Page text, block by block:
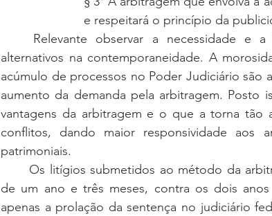
e respeitará o princípio da
alternativos na contemporaneidade. A
acúmulo de processos no Poder Judiciário
aumento da demanda pela arbitragem. Posto
vantagens da arbitragem e o que a torna tão
conflitos, dando maior responsividade aos
patrimoniais.
de um ano e três meses, contra os dois
apenas a prolação da sentença no judiciário